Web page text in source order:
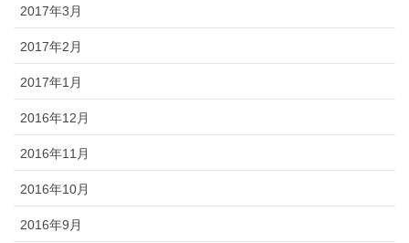
2017年3月
2017年2月
2017年1月
2016年12月
2016年11月
2016年10月
2016年9月